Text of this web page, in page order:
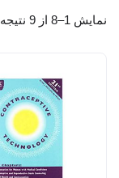
نمایش 1–8 از 9 نتیجه